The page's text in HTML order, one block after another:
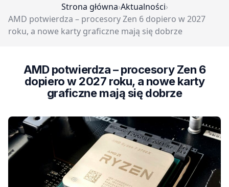
Strona główna›Aktualności›
AMD potwierdza – procesory Zen 6 dopiero w 2027
roku, a nowe karty graficzne mają się dobrze
AMD potwierdza – procesory Zen 6
dopiero w 2027 roku, a nowe karty
graficzne mają się dobrze